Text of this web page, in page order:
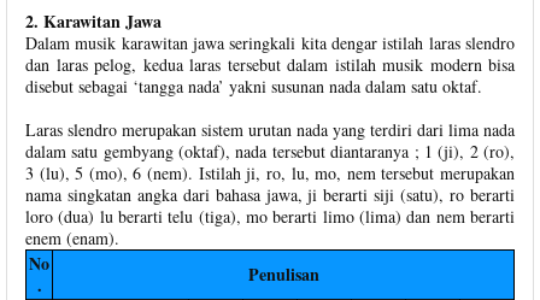
2. Karawitan Jawa
Dalam musik karawitan jawa seringkali kita dengar istilah laras slendro
dan laras pelog, kedua laras tersebut dalam istilah musik modern bisa
disebut sebagai ‘tangga nada’ yakni susunan nada dalam satu oktaf.
Laras slendro merupakan sistem urutan nada yang terdiri dari lima nada
dalam satu gembyang (oktaf), nada tersebut diantaranya ; 1 (ji), 2 (ro),
3 (lu), 5 (mo), 6 (nem). Istilah ji, ro, lu, mo, nem tersebut merupakan
nama singkatan angka dari bahasa jawa, ji berarti siji (satu), ro berarti
loro (dua) lu berarti telu (tiga), mo berarti limo (lima) dan nem berarti
enem (enam).
No
.
Penulisan